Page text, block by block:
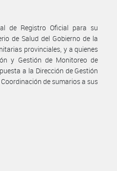
de Registro Oficial para su
de Salud del Gobierno de la
provinciales, y a quienes
y Gestión de Monitoreo de
a la Dirección de Gestión
de sumarios a sus